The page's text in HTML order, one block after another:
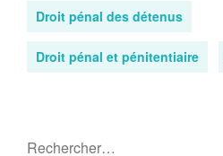
Droit pénal des détenus
Droit pénal et pénitentiaire